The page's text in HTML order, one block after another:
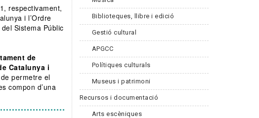
respectivament,
i l’Ordre
Sistema Públic
de
Catalunya i
permetre el
compon d’una
Biblioteques, llibre i edició
Gestió cultural
APGCC
Polítiques culturals
Museus i patrimoni
Recursos i documentació
Arts escèniques